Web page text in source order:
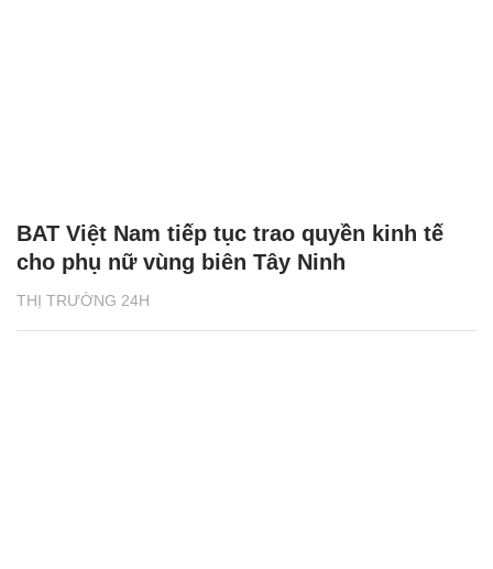
THỊ TRƯỜNG 24H
BAT Việt Nam tiếp tục trao quyền kinh tế
cho phụ nữ vùng biên Tây Ninh